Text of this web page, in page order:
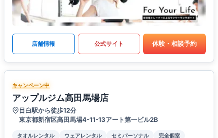
店舗情報 公式サイト 体験・相談予約
キャンペーン中
アップルジム高田馬場店
目白駅から徒歩12分
東京都新宿区高田馬場4-11-13アート第一ビル2B
タオルレンタル ウェアレンタル セミパーソナル
完全個室